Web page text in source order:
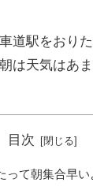
道駅をおり
は天気はあ
目次
って朝集合早い